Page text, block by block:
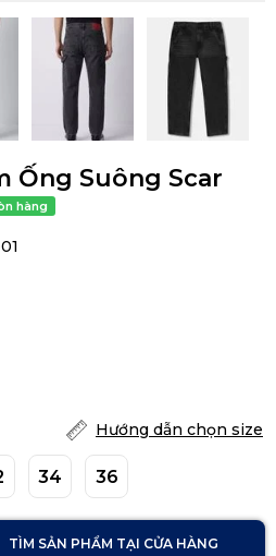
Ống Suông Scar
Hướng dẫn chọn size
34 36
TÌM SẢN PHẨM TẠI CỬA HÀNG